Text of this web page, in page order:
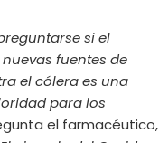
si el
fuentes de
el cólera es una
para los
el farmacéutico,